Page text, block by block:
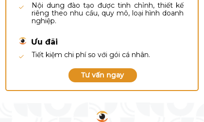
Nội dung đào tạo được tinh chỉnh, thiết kế
riêng theo nhu cầu, quy mô, loại hình doanh
nghiệp.
Ưu đãi
Tiết kiệm chi phí so với gói cá nhân.
Tư vấn ngay